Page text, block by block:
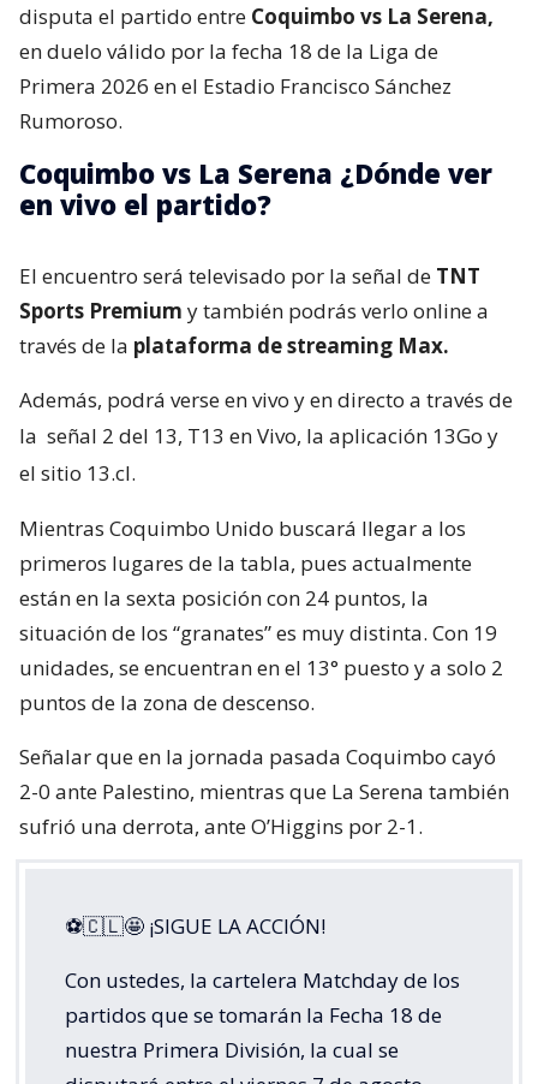
disputa el partido entre Coquimbo vs La Serena,
en duelo válido por la fecha 18 de la Liga de
Primera 2026 en el Estadio Francisco Sánchez
Rumoroso.
Coquimbo vs La Serena ¿Dónde ver
en vivo el partido?
El encuentro será televisado por la señal de TNT
Sports Premium y también podrás verlo online a
través de la plataforma de streaming Max.
Además, podrá verse en vivo y en directo a través de
la señal 2 del 13, T13 en Vivo, la aplicación 13Go y
el sitio 13.cl.
Mientras Coquimbo Unido buscará llegar a los
primeros lugares de la tabla, pues actualmente
están en la sexta posición con 24 puntos, la
situación de los “granates” es muy distinta. Con 19
unidades, se encuentran en el 13° puesto y a solo 2
puntos de la zona de descenso.
Señalar que en la jornada pasada Coquimbo cayó
2-0 ante Palestino, mientras que La Serena también
sufrió una derrota, ante O’Higgins por 2-1.
⚽🇨🇱🤩 ¡SIGUE LA ACCIÓN!
Con ustedes, la cartelera Matchday de los
partidos que se tomarán la Fecha 18 de
nuestra Primera División, la cual se